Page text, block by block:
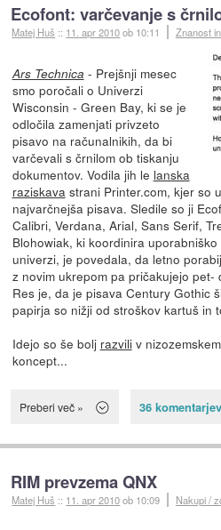
Ecofont: varčevanje s
Matej Huš :: 11. apr 2010ob 10:11 Znanost
Ars Technica - Prejšnji mesec
smo poročali o Univerzi
Wisconsin - Green Bay, ki se je
odločila zamenjati privzeto
pisavo na računalnikih, da bi
varčevali s črnilom ob tiskanju
dokumentov. Vodila jih le lanska
raziskava strani Printer.com, kjer so
najvarčnejša pisava. Sledile so ji
Calibri, Verdana, Arial, Sans Serif,
Blohowiak, ki koordinira
univerzi, je povedala, da letno
z novim ukrepom pa pričakujejo
Res je, da je pisava Century Gothic
papirja so nižji od stroškov kartuš in
Idejo so še bolj razviliv
koncept...
Preberi več » 36 komentarjev
RIM prevzema QNX
Matej Huš :: 11. apr 2010ob 10:09 Nakupi /